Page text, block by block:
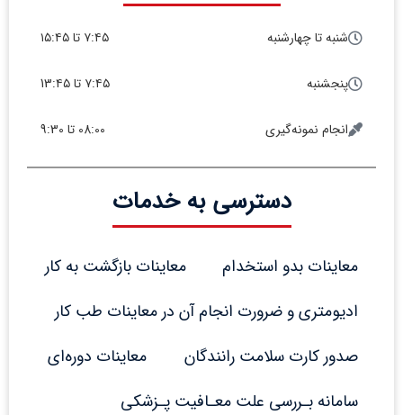
شنبه تا چهارشنبه ۷:۴۵ تا ۱۵:۴۵
پنجشنبه ۷:۴۵ تا 13:۴۵
انجام نمونه‌گیری 08:00 تا 9:30
دسترسی به خدمات
معاینات بدو استخدام
معاینات بازگشت به کار
ادیومتری و ضرورت انجام آن در معاینات طب کار
صدور کارت سلامت رانندگان
معاینات دوره‌ای
سامانه بـررسی علت معـافیت پـزشکی